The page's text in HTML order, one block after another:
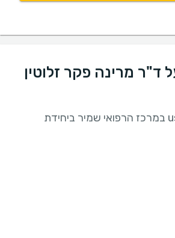
ד"ר מרינה פקר זלוטין
רופאה בכירה ל-us במרכז הרפואי שמיר ביחידת